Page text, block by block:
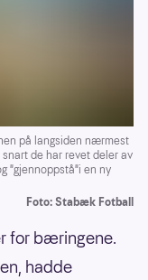
på langsiden nærmest
de har revet deler av
"gjennoppstå"i en ny
Foto: Stabæk Fotball
for bæringene.
hadde